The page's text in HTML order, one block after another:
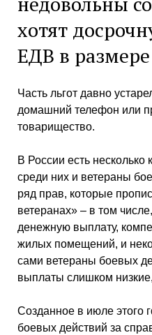
хотят
ЕДВ в
Часть льгот давно
домашний телефон или
товарищество.
В России есть несколько
среди них и ветераны
ряд прав, которые
ветеранах» – в том
денежную выплату,
жилых помещений, и
сами ветераны боевых
выплаты слишком
Созданное в июле этого
боевых действий за